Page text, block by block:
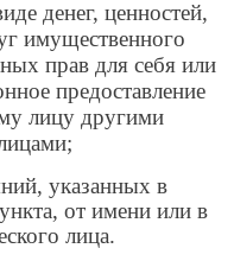
денег, ценностей,
имущественного
прав для себя или
предоставление
лицу другими
указанных в
от имени или в
лица.